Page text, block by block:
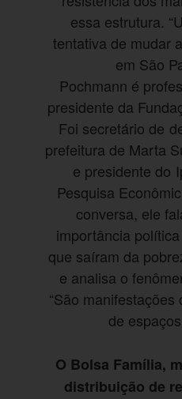
essa estrutura.
tentativa de mudar
em São
Pochmann é
presidente da
Foi secretário de
prefeitura de Marta
e presidente do
Pesquisa
conversa, ele
importância
que saíram da
e analisa o
“São
de
O Bolsa Família,
distribuição de